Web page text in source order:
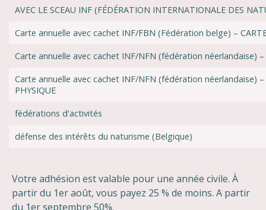
AVEC LE SCEAU INF (FÉDÉRATION INTERNATIONALE DES
Carte annuelle avec cachet INF/FBN (Fédération belge) –
Carte annuelle avec cachet INF/NFN (fédération néerlandaise) –
Carte annuelle avec cachet INF/NFN (fédération néerlandaise) –
PHYSIQUE
fédérations d'activités
défense des intérêts du naturisme (Belgique)
Votre adhésion est valable pour une année civile. À
partir du 1er août, vous payez 25 % de moins. A partir
du 1er septembre 50%.